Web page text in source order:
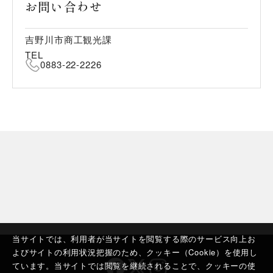
当サイトでは、利用者が当サイトを閲覧する際のサービス向上お
よびサイトの利用状況把握のため、クッキー（Cookie）を使用し
ています。当サイトでは閲覧を継続されることで、クッキーの使
お問い合わせ
吉野川市商工観光課
TEL
0883-22-2226